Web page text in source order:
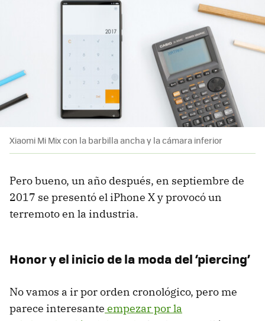
Xiaomi Mi Mix con la barbilla ancha y la cámara inferior
Pero bueno, un año después, en septiembre de
2017 se presentó el iPhone X y provocó un
terremoto en la industria.
Honor y el inicio de la moda del ‘piercing’
No vamos a ir por orden cronológico, pero me
parece interesante empezar por la